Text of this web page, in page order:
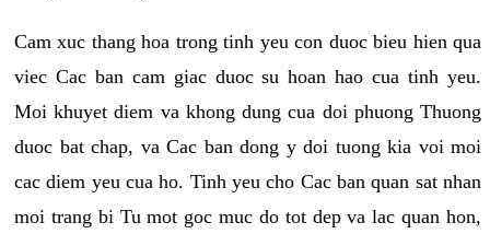
Cam xuc thang hoa trong tinh yeu con duoc bieu hien qua
viec Cac ban cam giac duoc su hoan hao cua tinh yeu.
Moi khuyet diem va khong dung cua doi phuong Thuong
duoc bat chap, va Cac ban dong y doi tuong kia voi moi
cac diem yeu cua ho. Tinh yeu cho Cac ban quan sat nhan
moi trang bi Tu mot goc muc do tot dep va lac quan hon,